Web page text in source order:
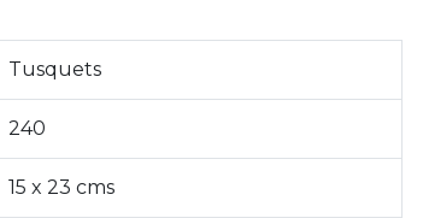
Tusquets
240
15 x 23 cms